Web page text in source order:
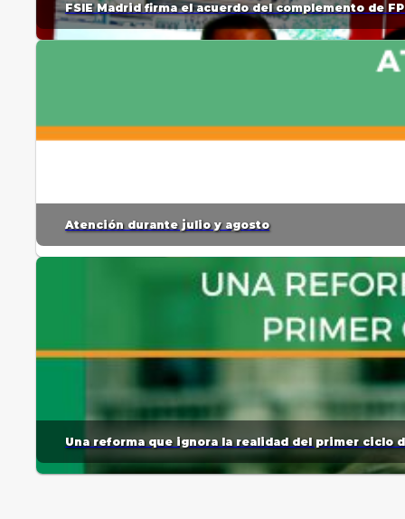
FSIE Madrid firma el acuerdo del complemento de
Atención durante julio y agosto
Una reforma que ignora la realidad del primer ciclo